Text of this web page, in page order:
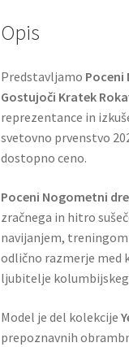
Opis
Predstavljamo Poceni
Gostujoči Kratek
reprezentance in
svetovno prvenstvo
dostopno ceno.
Poceni Nogometni
zračnega in hitro
navijanjem,
odlično razmerje med
ljubitelje
Model je del kolekcije
prepoznavnih